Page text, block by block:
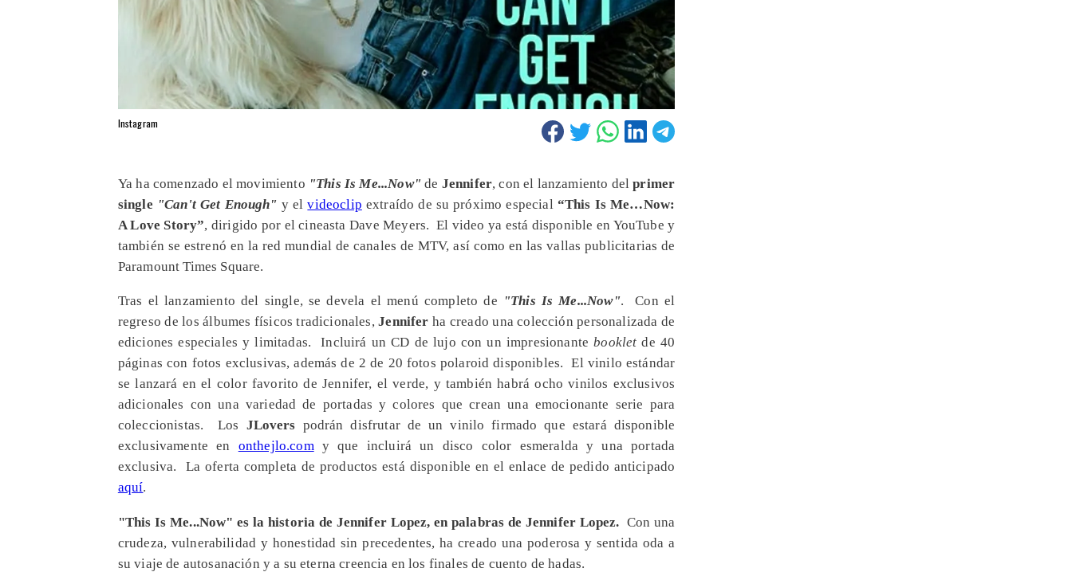
Instagram
​Ya ha comenzado el movimiento "This Is Me...Now"de Jennifer, con el lanzamiento delprimer
single "Can't Get Enough" y elvideoclip extraído de su próximo especial “This Is Me…Now:
A Love Story”, dirigido por el cineasta Dave Meyers. El video ya está disponible en YouTube y
también se estrenó en la red mundial de canales de MTV, así como en las vallas publicitarias de
Paramount Times Square.
Tras el lanzamiento del single, se devela el menú completo de "This Is Me...Now". Con el
regreso de los álbumes físicos tradicionales,Jennifer ha creado una colección personalizada de
ediciones especiales y limitadas. Incluirá un CD de lujo con un impresionante booklet de 40
páginas con fotos exclusivas, además de 2 de 20 fotos polaroid disponibles. El vinilo estándar
se lanzará en el color favorito de Jennifer, el verde, y también habrá ocho vinilos exclusivos
adicionales con una variedad de portadas y colores que crean una emocionante serie para
coleccionistas. Los JLovers podrán disfrutar de un vinilo firmado que estará disponible
exclusivamente en onthejlo.comy que incluirá un disco color esmeralda y una portada
exclusiva. La oferta completa de productos está disponible en el enlace de pedido anticipado
aquí.
"This Is Me...Now" es la historia de Jennifer Lopez, en palabras de Jennifer Lopez. Con una
crudeza, vulnerabilidad y honestidad sin precedentes, ha creado una poderosa y sentida oda a
su viaje de autosanación y a su eterna creencia en los finales de cuento de hadas.